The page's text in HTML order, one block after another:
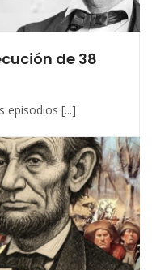
de 38
episodios [...]